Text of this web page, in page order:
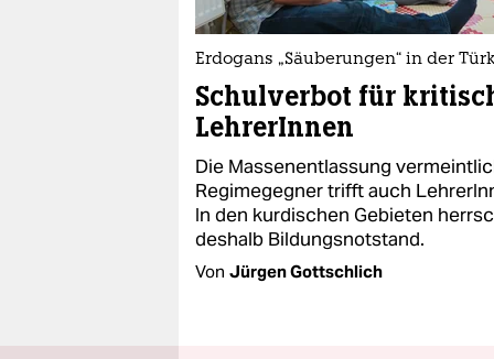
Erdogans „Säuberungen“ in der
Schulverbot für
LehrerInnen
Die Massenentlassung
Regimegegner trifft auch
In den kurdischen Gebieten
deshalb Bildungsnotstand.
Von Jürgen Gottschlich